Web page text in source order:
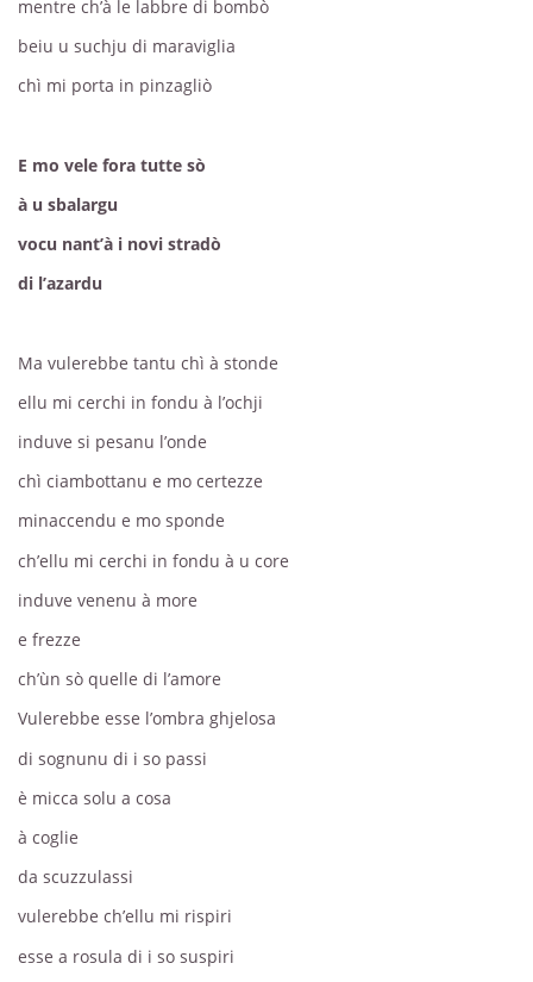
mentre ch’à le labbre di bombò
beiu u suchju di maraviglia
chì mi porta in pinzagliò
E mo vele fora tutte sò
à u sbalargu
vocu nant’à i novi stradò
di l’azardu
Ma vulerebbe tantu chì à stonde
ellu mi cerchi in fondu à l’ochji
induve si pesanu l’onde
chì ciambottanu e mo certezze
minaccendu e mo sponde
ch’ellu mi cerchi in fondu à u core
induve venenu à more
e frezze
ch’ùn sò quelle di l’amore
Vulerebbe esse l’ombra ghjelosa
di sognunu di i so passi
è micca solu a cosa
à coglie
da scuzzulassi
vulerebbe ch’ellu mi rispiri
esse a rosula di i so suspiri